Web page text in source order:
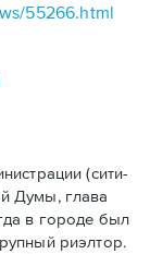
55266.html
(сити-
Думы, глава
в городе был
риэлтор.